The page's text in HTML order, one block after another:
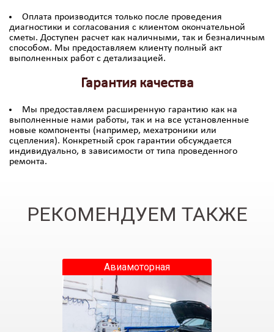
Оплата производится только после проведения
диагностики и согласования с клиентом окончательной
сметы. Доступен расчет как наличными, так и безналичным
способом. Мы предоставляем клиенту полный акт
выполненных работ с детализацией.
Гарантия качества
Мы предоставляем расширенную гарантию как на
выполненные нами работы, так и на все установленные
новые компоненты (например, мехатроники или
сцепления). Конкретный срок гарантии обсуждается
индивидуально, в зависимости от типа проведенного
ремонта.
РЕКОМЕНДУЕМ ТАКЖЕ
Авиамоторная